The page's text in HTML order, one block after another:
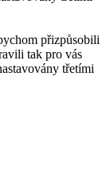
přizpůsobili
tak pro vás
třetími